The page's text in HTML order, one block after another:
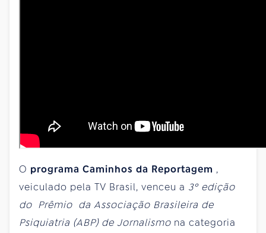
O programa Caminhos da Reportagem ,
veiculado pela TV Brasil, venceu a 3º edição
do Prêmio da Associação Brasileira de
Psiquiatria (ABP) de Jornalismo na categoria